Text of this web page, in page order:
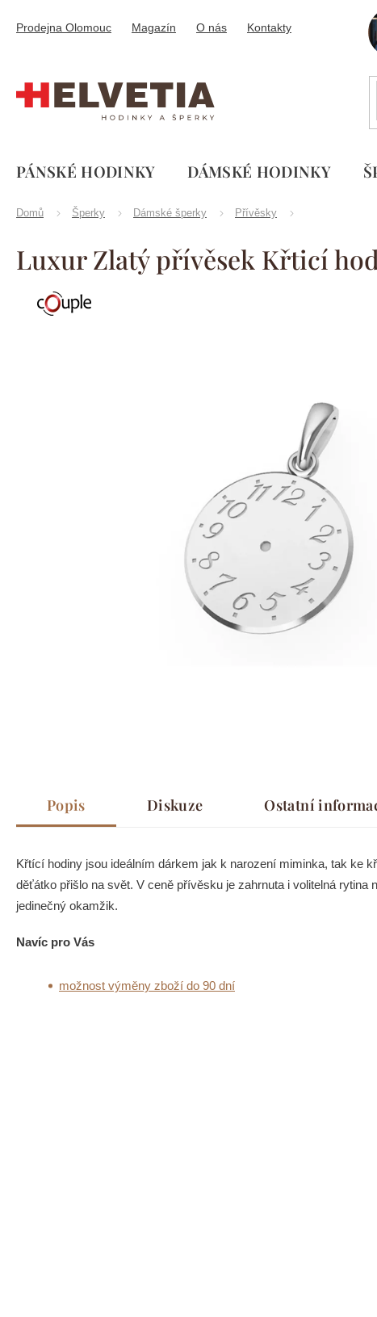
obsah
Prodejna Olomouc Magazín O nás Kontakty
PÁNSKÉ HODINKY DÁMSKÉ HODINKY
Domů Šperky Dámské šperky Přívěsky
Luxur Zlatý přívěsek Křticí
Značka:Couple
Popis Diskuze Ostatní
Křtící hodiny jsou ideálním dárkem jak k narození miminka, tak ke
děťátko přišlo na svět. V ceně přívěsku je zahrnuta i volitelná
jedinečný okamžik.
Navíc pro Vás
možnost výměny zboží do 90 dní